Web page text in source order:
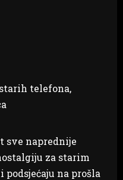
sve naprednije
za starim
podsjećaju na prošla